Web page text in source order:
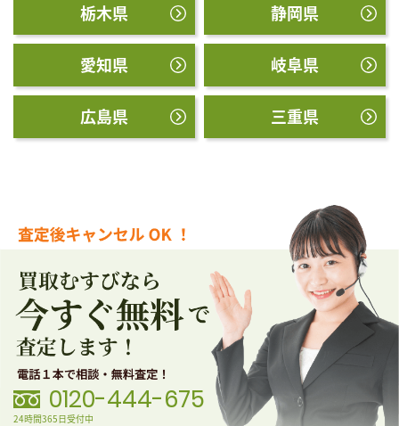
栃木県 静岡県
愛知県 岐阜県
広島県 三重県
0120-444-675
24時間365日受付中